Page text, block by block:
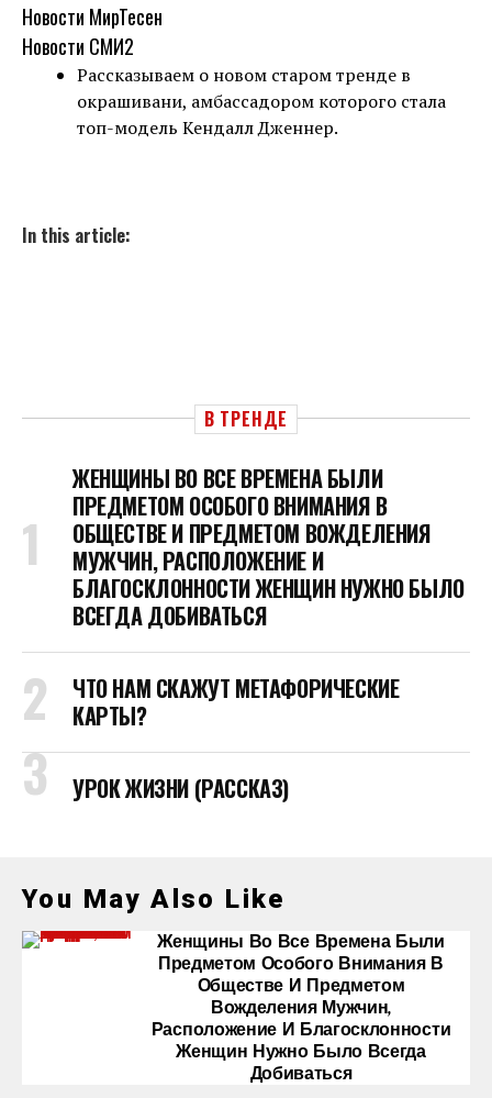
Новости МирТесен
Новости СМИ2
Рассказываем о новом старом тренде в
окрашивани, амбассадором которого стала
топ-модель Кендалл Дженнер.
In this article:
В ТРЕНДЕ
ЖЕНЩИНЫ ВО ВСЕ ВРЕМЕНА БЫЛИ
ПРЕДМЕТОМ ОСОБОГО ВНИМАНИЯ В
ОБЩЕСТВЕ И ПРЕДМЕТОМ ВОЖДЕЛЕНИЯ
МУЖЧИН, РАСПОЛОЖЕНИЕ И
БЛАГОСКЛОННОСТИ ЖЕНЩИН НУЖНО БЫЛО
ВСЕГДА ДОБИВАТЬСЯ
ЧТО НАМ СКАЖУТ МЕТАФОРИЧЕСКИЕ
КАРТЫ?
УРОК ЖИЗНИ (РАССКАЗ)
You May Also Like
Женщины Во Все Времена Были
Предметом Особого Внимания В
Обществе И Предметом
Вожделения Мужчин,
Расположение И Благосклонности
Женщин Нужно Было Всегда
Добиваться